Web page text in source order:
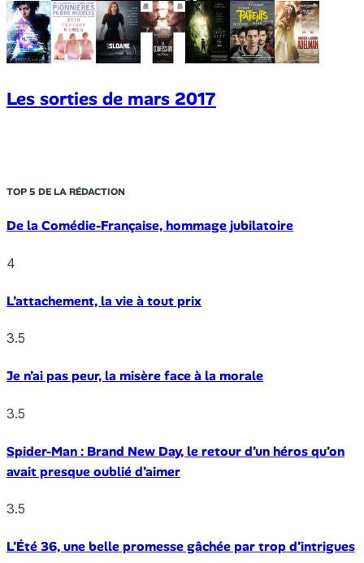
Les sorties de mars 2017
TOP 5 DE LA RÉDACTION
De la Comédie-Française, hommage jubilatoire
4
L’attachement, la vie à tout prix
3.5
Je n’ai pas peur, la misère face à la morale
3.5
Spider-Man : Brand New Day, le retour d’un héros qu’on
avait presque oublié d’aimer
3.5
L’Été 36, une belle promesse gâchée par trop d’intrigues